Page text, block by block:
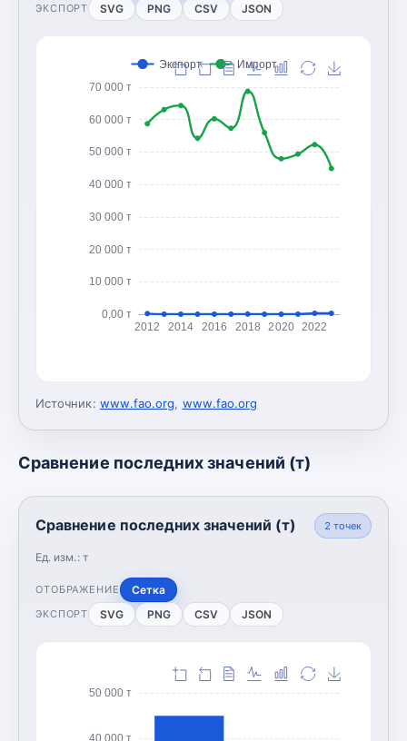
ЭКСПОРТ SVG PNG CSV JSON
0,00 т
10 000 т
20 000 т
30 000 т
40 000 т
50 000 т
60 000 т
70 000 т
2012 2014 2016 2018 2020 2022
Экспорт Импорт
Источник: www.fao.org, www.fao.org
Сравнение последних значений (т)
Сравнение последних значений (т)
Ед. изм.: т
2 точек
ОТОБРАЖЕНИЕ Сетка
ЭКСПОРТ SVG PNG CSV JSON
40 000 т
50 000 т